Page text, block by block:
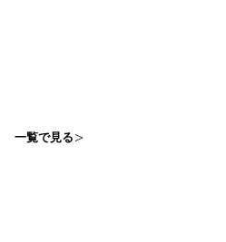
一覧で見る